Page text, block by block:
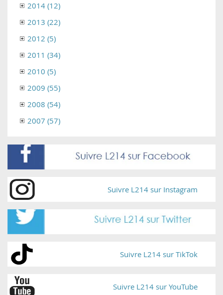
2014 (12)
2013 (22)
2012 (5)
2011 (34)
2010 (5)
2009 (55)
2008 (54)
2007 (57)
Suivre L214 sur Instagram
Suivre L214 sur TikTok
Suivre L214 sur YouTube